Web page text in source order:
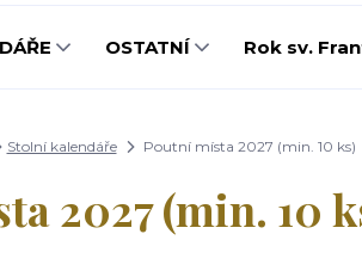
OSTATNÍ Rok sv.
Stolní kalendáře Poutní místa 2027 (min. 10 ks)
2027 (min. 10